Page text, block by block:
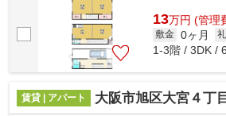
13万円 (管理
敷金 0ヶ月
1-3階 / 3DK /
賃貸 | アパート 大阪市旭区大宮４丁